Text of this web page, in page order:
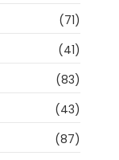
(71)
(41)
(83)
(43)
(87)